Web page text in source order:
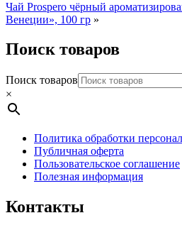
Чай Prospero чёрный
Венеции», 100 гр »
Поиск товаров
Поиск товаров
×
Политика обработки
Публичная оферта
Пользовательское соглашение
Полезная информация
Контакты